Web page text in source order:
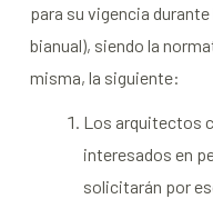
para su vigencia
bianual), siendo la
misma, la siguiente:
Los arquitectos
interesados en
solicitarán por